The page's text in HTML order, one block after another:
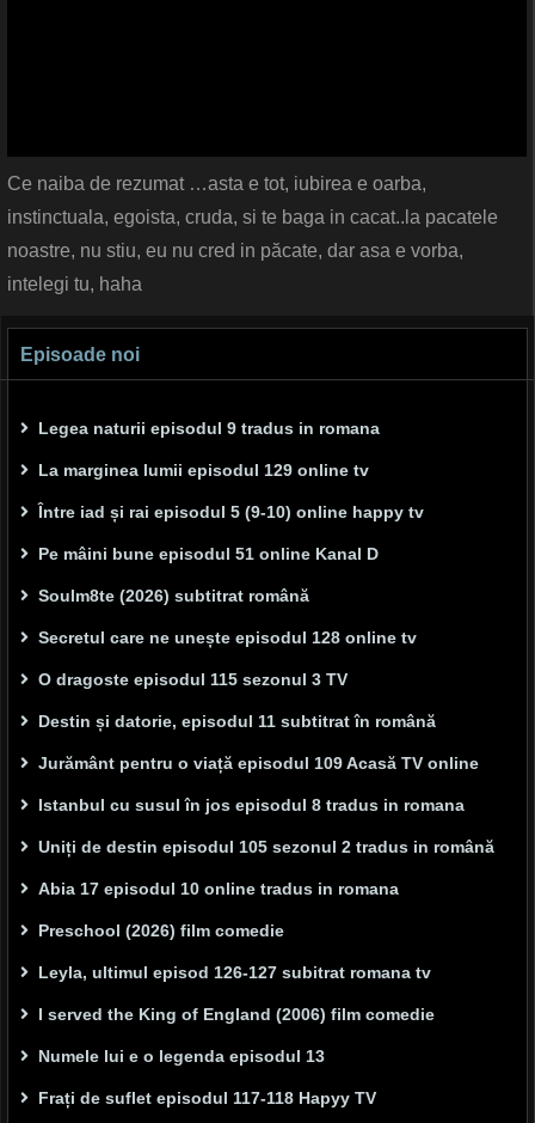
Ce naiba de rezumat …asta e tot, iubirea e oarba,
instinctuala, egoista, cruda, si te baga in cacat..la pacatele
noastre, nu stiu, eu nu cred in păcate, dar asa e vorba,
intelegi tu, haha
Episoade noi
Legea naturii episodul 9 tradus in romana
La marginea lumii episodul 129 online tv
Între iad și rai episodul 5 (9-10) online happy tv
Pe mâini bune episodul 51 online Kanal D
Soulm8te (2026) subtitrat română
Secretul care ne unește episodul 128 online tv
O dragoste episodul 115 sezonul 3 TV
Destin și datorie, episodul 11 subtitrat în română
Jurământ pentru o viață episodul 109 Acasă TV online
Istanbul cu susul în jos episodul 8 tradus in romana
Uniți de destin episodul 105 sezonul 2 tradus in română
Abia 17 episodul 10 online tradus in romana
Preschool (2026) film comedie
Leyla, ultimul episod 126-127 subitrat romana tv
I served the King of England (2006) film comedie
Numele lui e o legenda episodul 13
Frați de suflet episodul 117-118 Hapyy TV